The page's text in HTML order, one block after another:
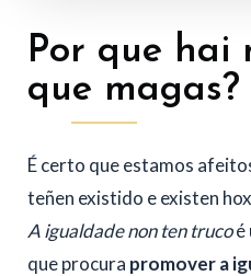
Por que hai
que magas?
É certo que estamos
teñen existido e existen
A igualdade non ten trucoé
que procura promover a